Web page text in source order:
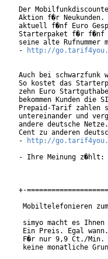
Der
Aktion f�r
aktuell f�nf Euro
Starterpaket f�r f�nf
seine alte Rufnummer
-
http://
Auch bei
So kostet das
zehn Euro
bekommen Kunden
Prepaid-Tarif zahlen
untereinander und
andere deutsche
Cent zu anderen
-
http://
- Ihre Meinung z�hlt:
+-
Mobiltelefonieren
simyo macht es
Ein Preis. Egal
F�r nur 9,9 Ct./Min.
keine monatliche